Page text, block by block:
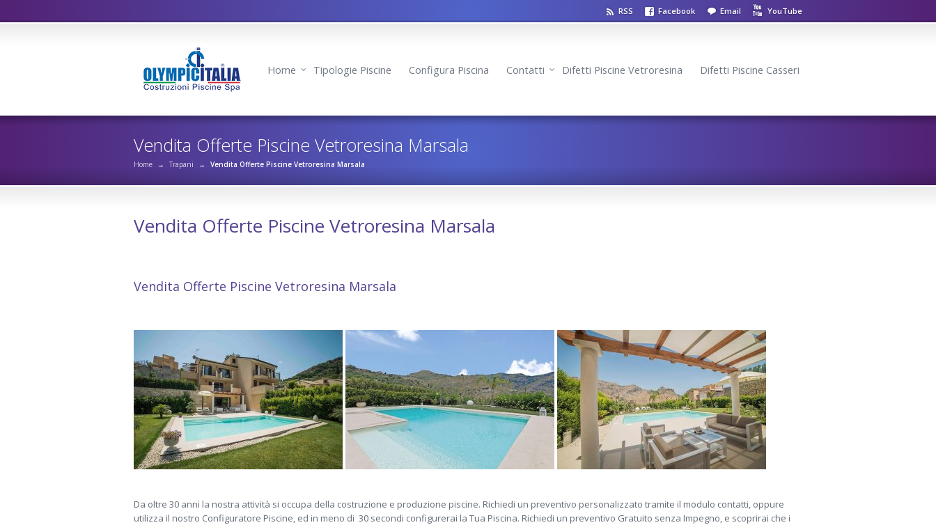
RSS Facebook Email YouTube
Home Tipologie Piscine Configura Piscina Contatti Difetti Piscine Vetroresina Difetti Piscine Casseri
Vendita Offerte Piscine Vetroresina Marsala
Home → Trapani → Vendita Offerte Piscine Vetroresina Marsala
Vendita Offerte Piscine Vetroresina Marsala
Vendita Offerte Piscine Vetroresina Marsala
Da oltre 30 anni la nostra attività si occupa della costruzione e produzione piscine. Richiedi un preventivo personalizzato tramite il modulo contatti, oppure
utilizza il nostro Configuratore Piscine, ed in meno di 30 secondi configurerai la Tua Piscina. Richiedi un preventivo Gratuito senza Impegno, e scoprirai che i